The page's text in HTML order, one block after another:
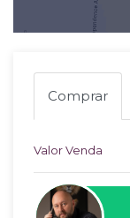
Comprar
Valor Venda